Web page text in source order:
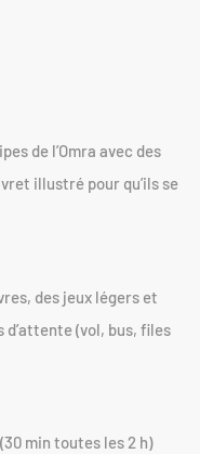
de l’Omra avec des
illustré pour qu’ils se
des jeux légers et
d’attente (vol, bus, files
min toutes les 2 h)